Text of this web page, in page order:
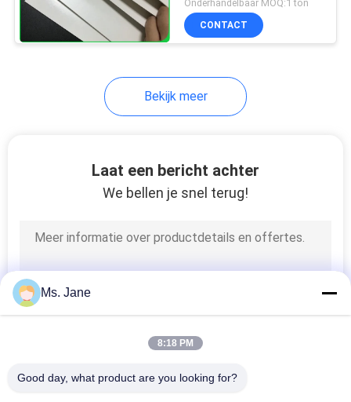
van 15g LDPE
Onderhandelbaar MOQ:1 ton
CONTACT
Bekijk meer
Laat een bericht achter
We bellen je snel terug!
Ms. Jane
8:18 PM
Good day, what product are you looking for?